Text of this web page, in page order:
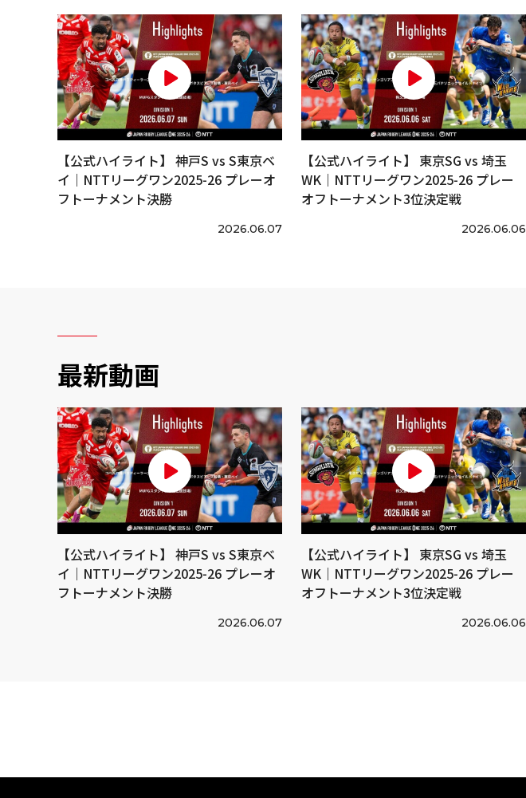
【公式ハイライト】 神戸S vs S東京ベ
イ｜NTTリーグワン2025-26 プレーオ
フトーナメント決勝
2026.06.07
【公式ハイライト】 東京SG vs 埼玉
WK｜NTTリーグワン2025-26 プレー
オフトーナメント3位決定戦
2026.06.06
最新動画
【公式ハイライト】 神戸S vs S東京ベ
イ｜NTTリーグワン2025-26 プレーオ
フトーナメント決勝
2026.06.07
【公式ハイライト】 東京SG vs 埼玉
WK｜NTTリーグワン2025-26 プレー
オフトーナメント3位決定戦
2026.06.06